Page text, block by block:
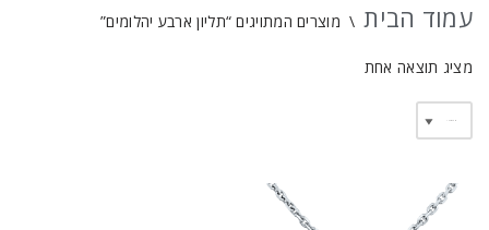
עמוד הבית \ מוצרים המתויגים “תליון ארבע יהלומים”
מציג תוצאה אחת